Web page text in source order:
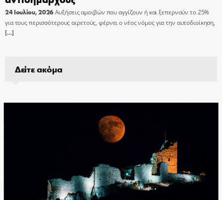
24 Ιουλίου, 2026Αυξήσεις αμοιβών που αγγίζουν ή και ξεπερνούν το 25%
για τους περισσότερους αιρετούς, φέρνει ο νέος νόμος για την αυτοδιοίκηση,
[…]
Δείτε ακόμα